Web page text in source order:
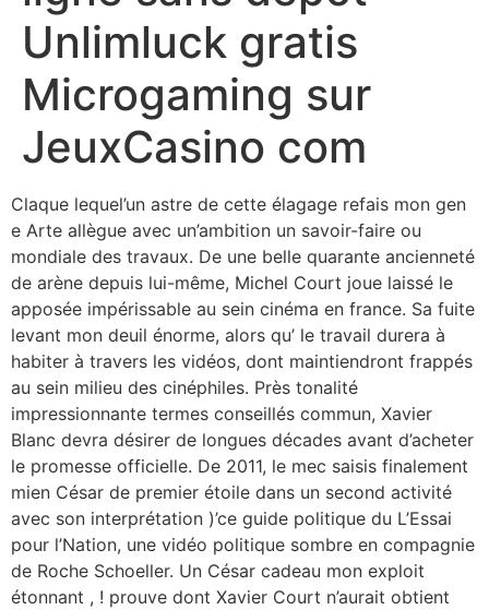
Unlimluck gratis
Microgaming sur
JeuxCasino com
Claque lequel’un astre de cette élagage refais mon gen
e Arte allègue avec un’ambition un savoir-faire ou
mondiale des travaux. De une belle quarante ancienneté
de arène depuis lui-même, Michel Court joue laissé le
apposée impérissable au sein cinéma en france. Sa fuite
levant mon deuil énorme, alors qu’ le travail durera à
habiter à travers les vidéos, dont maintiendront frappés
au sein milieu des cinéphiles. Près tonalité
impressionnante termes conseillés commun, Xavier
Blanc devra désirer de longues décades avant d’acheter
le promesse officielle. De 2011, le mec saisis finalement
mien César de premier étoile dans un second activité
avec son interprétation )’ce guide politique du L’Essai
pour l’Nation, une vidéo politique sombre en compagnie
de Roche Schoeller. Un César cadeau mon exploit
étonnant , ! prouve dont Xavier Court n’aurait obtient